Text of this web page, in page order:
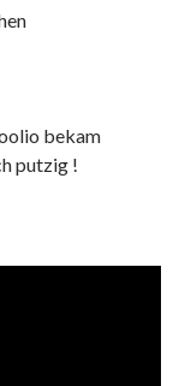
bekam
putzig !